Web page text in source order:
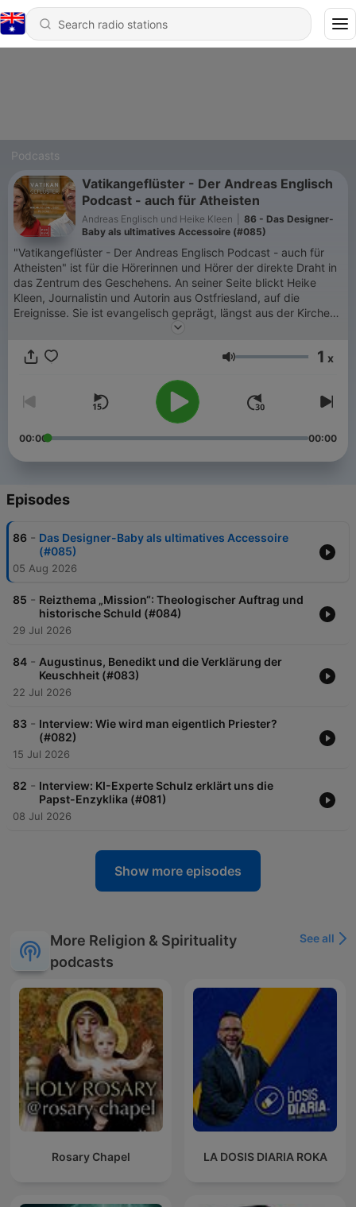
Podcasts
Vatikangeflüster - Der Andreas Englisch
Podcast - auch für Atheisten
Andreas Englisch und Heike Kleen
86 - Das Designer-
Baby als ultimatives Accessoire (#085)
"Vatikangeflüster - Der Andreas Englisch Podcast - auch für
Atheisten" ist für die Hörerinnen und Hörer der direkte Draht in
das Zentrum des Geschehens. An seiner Seite blickt Heike
Kleen, Journalistin und Autorin aus Ostfriesland, auf die
Ereignisse. Sie ist evangelisch geprägt, längst aus der Kirche
ausgetreten und sehr gespannt darauf, ob Andreas Englisch ihr
näher bringen kann. Gemeinsam und am täglichen Puls der
dieses Konklaves im Jahr 2025 und liefern einzigartige
Hintergründe und Perspektiven aus dem Herzen des Vatikans.
Volume 1 x
00:00 00:00
Episodes
86 - Das Designer-Baby als ultimatives Accessoire
(#085)
05 Aug 2026
85 - Reizthema „Mission“: Theologischer Auftrag und
historische Schuld (#084)
29 Jul 2026
84 - Augustinus, Benedikt und die Verklärung der
Keuschheit (#083)
22 Jul 2026
83 - Interview: Wie wird man eigentlich Priester?
(#082)
15 Jul 2026
82 - Interview: KI-Experte Schulz erklärt uns die
Papst-Enzyklika (#081)
08 Jul 2026
Show more episodes
More Religion & Spirituality
podcasts
See all
Rosary Chapel LA DOSIS DIARIA ROKA